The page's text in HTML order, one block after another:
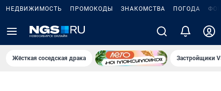
НЕДВИЖИМОСТЬ ПРОМОКОДЫ ЗНАКОМСТВА ПОГОДА
Жёсткая соседская драка Застройщики